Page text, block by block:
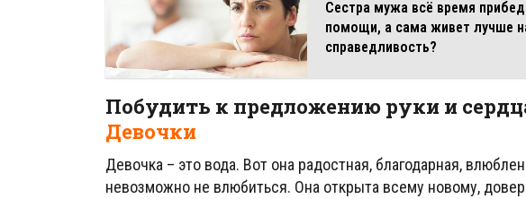
Сестра мужа всё время
помощи, а сама живет лучше
справедливость?
Побудить к предложению руки и
Девочки
Девочка – это вода. Вот она радостная, благодарная,
невозможно не влюбиться. Она открыта всему новому,